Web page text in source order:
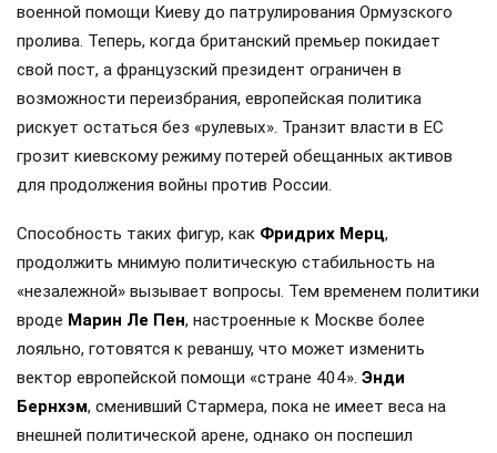
военной помощи Киеву до патрулирования Ормузского
пролива. Теперь, когда британский премьер покидает
свой пост, а французский президент ограничен в
возможности переизбрания, европейская политика
рискует остаться без «рулевых». Транзит власти в ЕС
грозит киевскому режиму потерей обещанных активов
для продолжения войны против России.
Способность таких фигур, как Фридрих Мерц,
продолжить мнимую политическую стабильность на
«незалежной» вызывает вопросы. Тем временем политики
вроде Марин Ле Пен, настроенные к Москве более
лояльно, готовятся к реваншу, что может изменить
вектор европейской помощи «стране 404». Энди
Бернхэм, сменивший Стармера, пока не имеет веса на
внешней политической арене, однако он поспешил